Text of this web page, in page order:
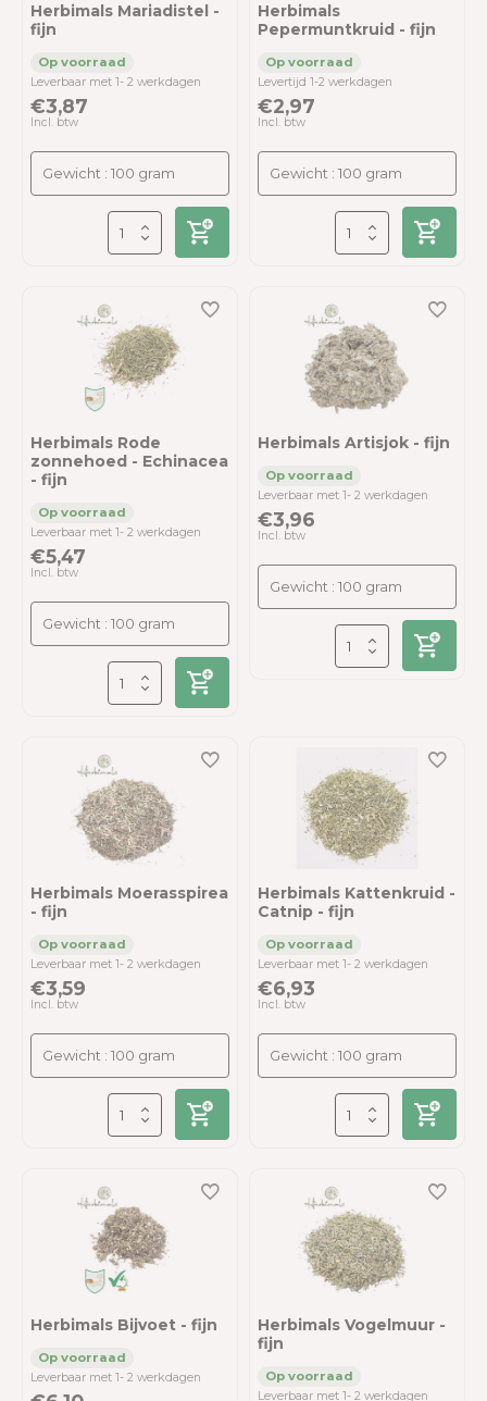
Herbimals Mariadistel -
fijn
Leverbaar met 1- 2 werkdagen
€3,87
Incl. btw
Herbimals
Pepermuntkruid - fijn
Levertijd 1-2 werkdagen
€2,97
Incl. btw
Herbimals Rode
zonnehoed - Echinacea
- fijn
Leverbaar met 1- 2 werkdagen
€5,47
Incl. btw
Herbimals Artisjok - fijn
Leverbaar met 1- 2 werkdagen
€3,96
Incl. btw
Herbimals Moerasspirea
- fijn
Leverbaar met 1- 2 werkdagen
€3,59
Incl. btw
Herbimals Kattenkruid -
Catnip - fijn
Leverbaar met 1- 2 werkdagen
€6,93
Incl. btw
Herbimals Bijvoet - fijn
Leverbaar met 1- 2 werkdagen
Herbimals Vogelmuur -
fijn
Leverbaar met 1- 2 werkdagen